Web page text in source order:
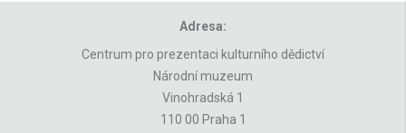
Adresa:
Centrum pro prezentaci kulturního dědictví
Národní muzeum
Vinohradská 1
110 00 Praha 1